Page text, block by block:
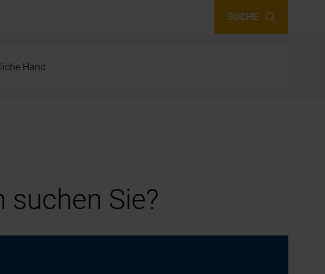
SUCHE
Hand
Sie?